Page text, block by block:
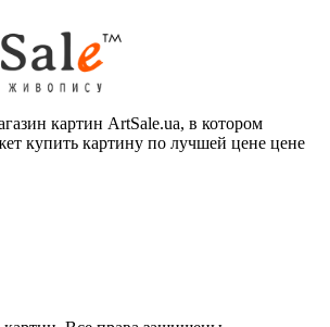
картин ArtSale.ua, в котором
купить картину по лучшей цене цене